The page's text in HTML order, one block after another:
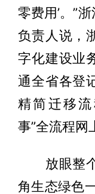
零费用’。”
负责人说，
字化建设业
通全省各登
精简迁移
事”全流程网
放眼整个
角生态绿色